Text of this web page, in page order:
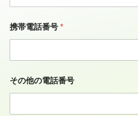
携帯電話番号 *
その他の電話番号